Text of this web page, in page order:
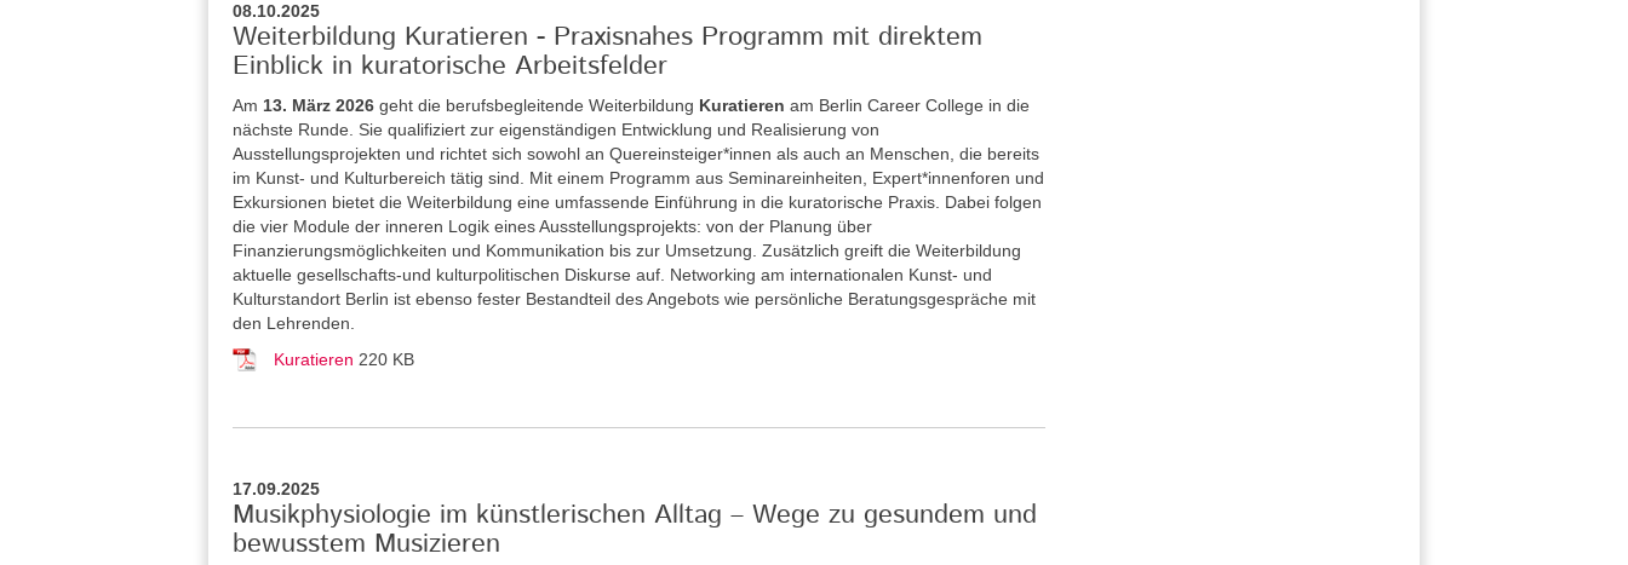
08.10.2025
Weiterbildung Kuratieren - Praxisnahes Programm mit direktem
Einblick in kuratorische Arbeitsfelder
Am 13. März 2026 geht die berufsbegleitende Weiterbildung Kuratieren am Berlin Career College in die
nächste Runde. Sie qualifiziert zur eigenständigen Entwicklung und Realisierung von
Ausstellungsprojekten und richtet sich sowohl an Quereinsteiger*innen als auch an Menschen, die bereits
im Kunst- und Kulturbereich tätig sind. Mit einem Programm aus Seminareinheiten, Expert*innenforen und
Exkursionen bietet die Weiterbildung eine umfassende Einführung in die kuratorische Praxis. Dabei folgen
die vier Module der inneren Logik eines Ausstellungsprojekts: von der Planung über
Finanzierungsmöglichkeiten und Kommunikation bis zur Umsetzung. Zusätzlich greift die Weiterbildung
aktuelle gesellschafts-und kulturpolitischen Diskurse auf. Networking am internationalen Kunst- und
Kulturstandort Berlin ist ebenso fester Bestandteil des Angebots wie persönliche Beratungsgespräche mit
den Lehrenden.
Kuratieren 220 KB
17.09.2025
Musikphysiologie im künstlerischen Alltag – Wege zu gesundem und
bewusstem Musizieren